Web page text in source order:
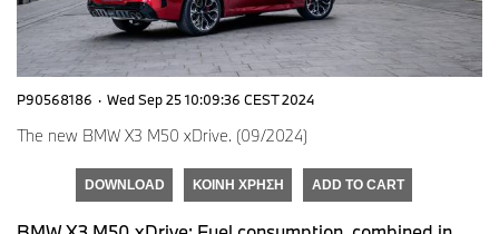
P90568186 · Wed Sep 25 10:09:36 CEST 2024
The new BMW X3 M50 xDrive. (09/2024)
DOWNLOAD ΚΟΙΝΉ ΧΡΉΣΗ ADD TO CART